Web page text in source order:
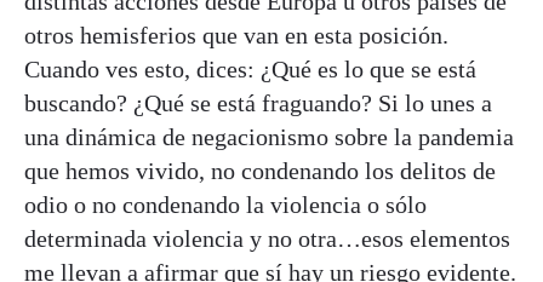
otros hemisferios que van en esta posición.
Cuando ves esto, dices: ¿Qué es lo que se está
buscando? ¿Qué se está fraguando? Si lo unes a
una dinámica de negacionismo sobre la pandemia
que hemos vivido, no condenando los delitos de
odio o no condenando la violencia o sólo
determinada violencia y no otra…esos elementos
me llevan a afirmar que sí hay un riesgo evidente.